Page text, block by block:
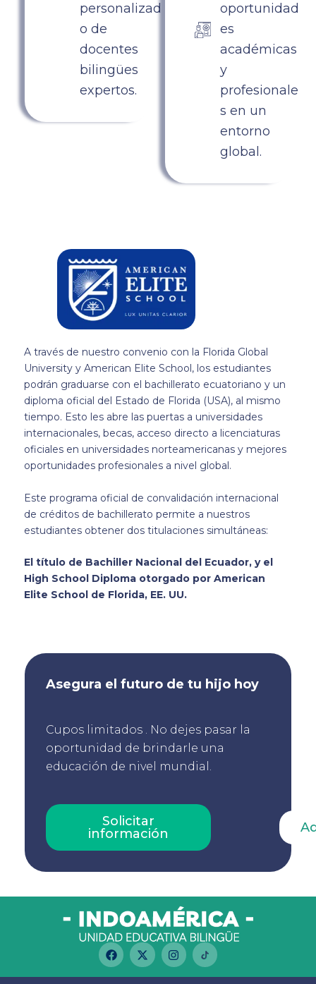
personalizad
o de
docentes
bilingües
expertos.
oportunidad
es
académicas
y
profesionale
s en un
entorno
global.
A través de nuestro convenio con la Florida Global
University y American Elite School, los estudiantes
podrán graduarse con el bachillerato ecuatoriano y un
diploma oficial del Estado de Florida (USA), al mismo
tiempo. Esto les abre las puertas a universidades
internacionales, becas, acceso directo a licenciaturas
oficiales en universidades norteamericanas y mejores
oportunidades profesionales a nivel global.
Este programa oficial de convalidación internacional
de créditos de bachillerato permite a nuestros
estudiantes obtener dos titulaciones simultáneas:
El título de Bachiller Nacional del Ecuador, y el
High School Diploma otorgado por American
Elite School de Florida, EE. UU.
Asegura el futuro de tu hijo hoy
Cupos limitados . No dejes pasar la
oportunidad de brindarle una
educación de nivel mundial.
Solicitar
información
F
a
c
e
X
-
t
w
I
n
s
t